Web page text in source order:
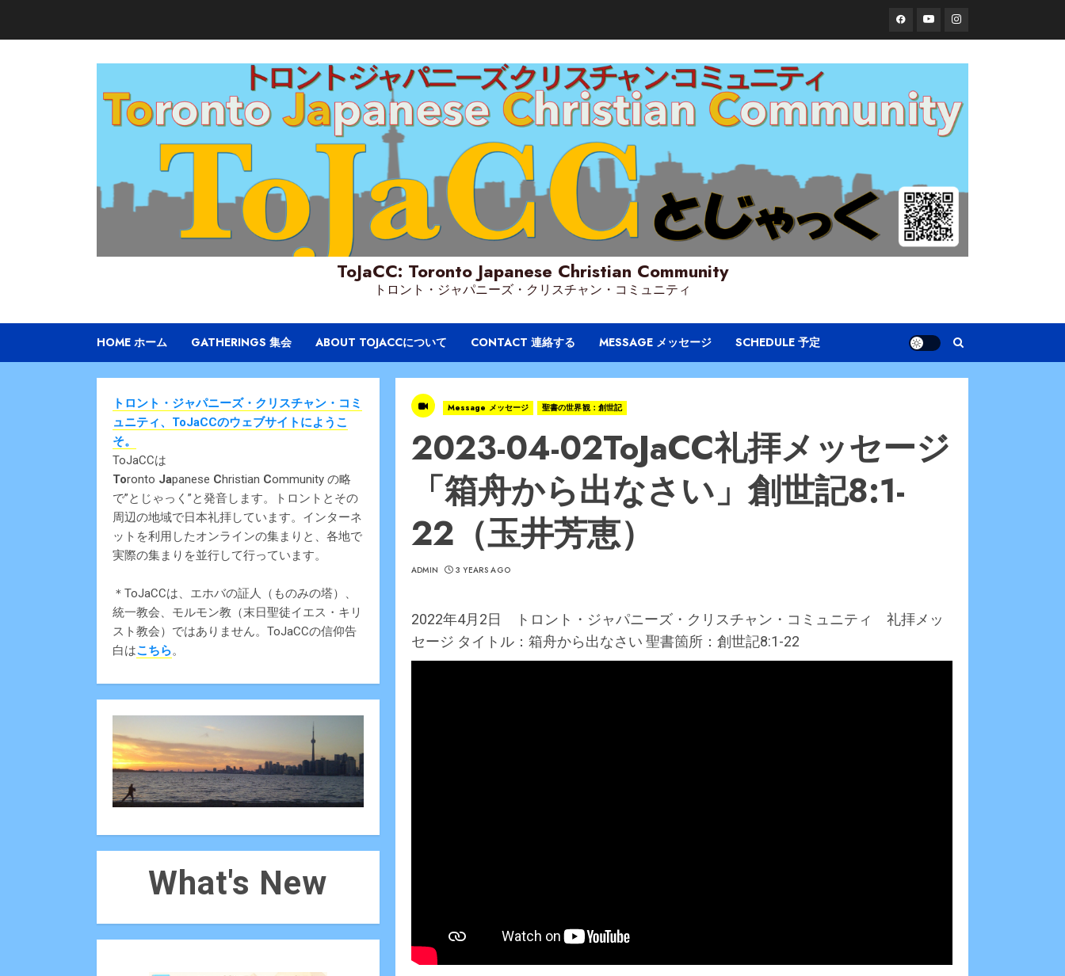
FacebookYouTubeInstagram
ToJaCC: Toronto Japanese Christian Community
トロント・ジャパニーズ・クリスチャン・コミュニティ
HOME ホーム GATHERINGS 集会 ABOUT TOJACCについて CONTACT 連絡する MESSAGE メッセージ SCHEDULE 予定
Message メッセージ 聖書の世界観：創世記
2023-04-02ToJaCC礼拝メッセージ
「箱舟から出なさい」創世記8:1-
22（玉井芳恵）
ADMIN 3 YEARS AGO
2022年4月2日 トロント・ジャパニーズ・クリスチャン・コミュニティ 礼拝メッ
セージ タイトル：箱舟から出なさい 聖書箇所：創世記8:1-22
トロント・ジャパニーズ・クリスチャン・コミ
ュニティ、ToJaCCのウェブサイトにようこ
そ。
ToJaCCは
Toronto Japanese Christian Community の略
で”とじゃっく”と発音します。トロントとその
周辺の地域で日本礼拝しています。インターネ
ットを利用したオンラインの集まりと、各地で
実際の集まりを並行して行っています。
＊ToJaCCは、エホバの証人（ものみの塔）、
統一教会、モルモン教（末日聖徒イエス・キリ
スト教会）ではありません。ToJaCCの信仰告
白はこちら。
What's New